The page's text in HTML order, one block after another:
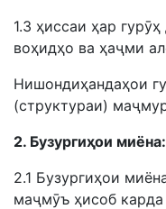
1.3 ҳиссаи ҳар
воҳидҳо ва ҳаҷми
Нишондиҳандаҳои
(структураи)
2. Бузургиҳои миёна:
2.1 Бузургиҳои
маҷмӯъ ҳисоб